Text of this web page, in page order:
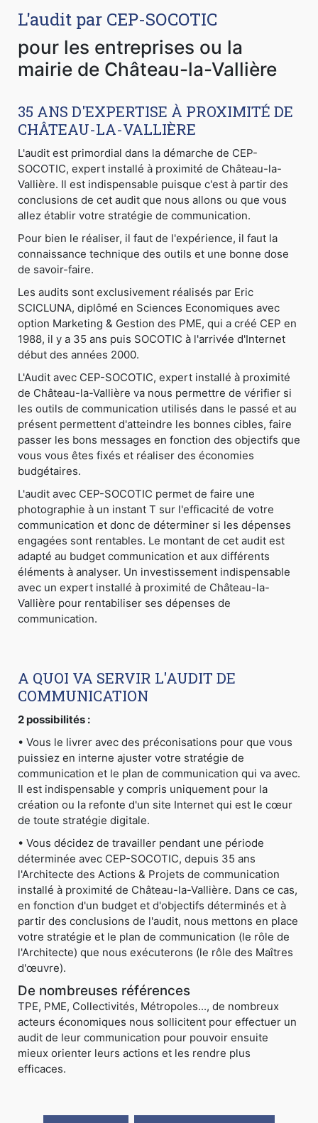
L'audit par CEP-SOCOTIC
pour les entreprises ou la
mairie de Château-la-Vallière
35 ANS D'EXPERTISE À PROXIMITÉ DE
CHÂTEAU-LA-VALLIÈRE
L'audit est primordial dans la démarche de CEP-
SOCOTIC, expert installé à proximité de Château-la-
Vallière. Il est indispensable puisque c'est à partir des
conclusions de cet audit que nous allons ou que vous
allez établir votre stratégie de communication.
Pour bien le réaliser, il faut de l'expérience, il faut la
connaissance technique des outils et une bonne dose
de savoir-faire.
Les audits sont exclusivement réalisés par Eric
SCICLUNA, diplômé en Sciences Economiques avec
option Marketing & Gestion des PME, qui a créé CEP en
1988, il y a 35 ans puis SOCOTIC à l'arrivée d'Internet
début des années 2000.
L'Audit avec CEP-SOCOTIC, expert installé à proximité
de Château-la-Vallière va nous permettre de vérifier si
les outils de communication utilisés dans le passé et au
présent permettent d'atteindre les bonnes cibles, faire
passer les bons messages en fonction des objectifs que
vous vous êtes fixés et réaliser des économies
budgétaires.
L'audit avec CEP-SOCOTIC permet de faire une
photographie à un instant T sur l'efficacité de votre
communication et donc de déterminer si les dépenses
engagées sont rentables. Le montant de cet audit est
adapté au budget communication et aux différents
éléments à analyser. Un investissement indispensable
avec un expert installé à proximité de Château-la-
Vallière pour rentabiliser ses dépenses de
communication.
A QUOI VA SERVIR L'AUDIT DE
COMMUNICATION
2 possibilités :
• Vous le livrer avec des préconisations pour que vous
puissiez en interne ajuster votre stratégie de
communication et le plan de communication qui va avec.
Il est indispensable y compris uniquement pour la
création ou la refonte d'un site Internet qui est le cœur
de toute stratégie digitale.
• Vous décidez de travailler pendant une période
déterminée avec CEP-SOCOTIC, depuis 35 ans
l'Architecte des Actions & Projets de communication
installé à proximité de Château-la-Vallière. Dans ce cas,
en fonction d'un budget et d'objectifs déterminés et à
partir des conclusions de l'audit, nous mettons en place
votre stratégie et le plan de communication (le rôle de
l'Architecte) que nous exécuterons (le rôle des Maîtres
d'œuvre).
De nombreuses références
TPE, PME, Collectivités, Métropoles..., de nombreux
acteurs économiques nous sollicitent pour effectuer un
audit de leur communication pour pouvoir ensuite
mieux orienter leurs actions et les rendre plus
efficaces.